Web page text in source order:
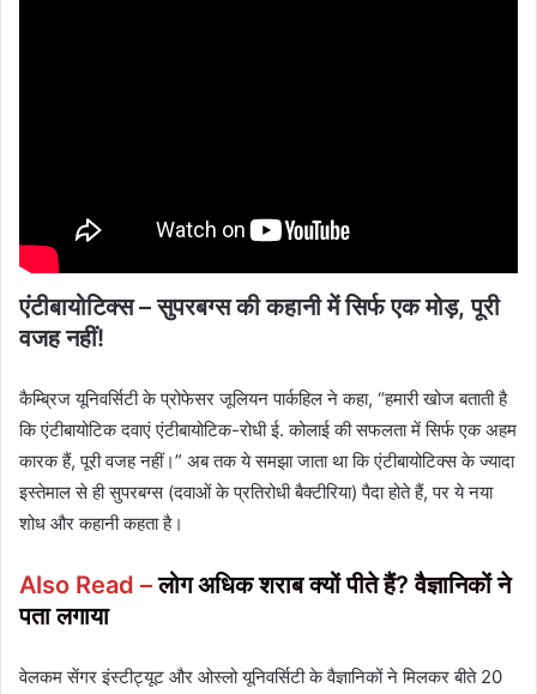
एंटीबायोटिक्स – सुपरबग्स की कहानी में सिर्फ एक मोड़, पूरी
वजह नहीं!
कैम्ब्रिज यूनिवर्सिटी के प्रोफेसर जूलियन पार्कहिल ने कहा, “हमारी खोज बताती है
कि एंटीबायोटिक दवाएं एंटीबायोटिक-रोधी ई. कोलाई की सफलता में सिर्फ एक अहम
कारक हैं, पूरी वजह नहीं।” अब तक ये समझा जाता था कि एंटीबायोटिक्स के ज्यादा
इस्तेमाल से ही सुपरबग्स (दवाओं के प्रतिरोधी बैक्टीरिया) पैदा होते हैं, पर ये नया
शोध और कहानी कहता है।
Also Read –लोग अधिक शराब क्यों पीते हैं? वैज्ञानिकों ने
पता लगाया
वेलकम सेंगर इंस्टीट्यूट और ओस्लो यूनिवर्सिटी के वैज्ञानिकों ने मिलकर बीते 20